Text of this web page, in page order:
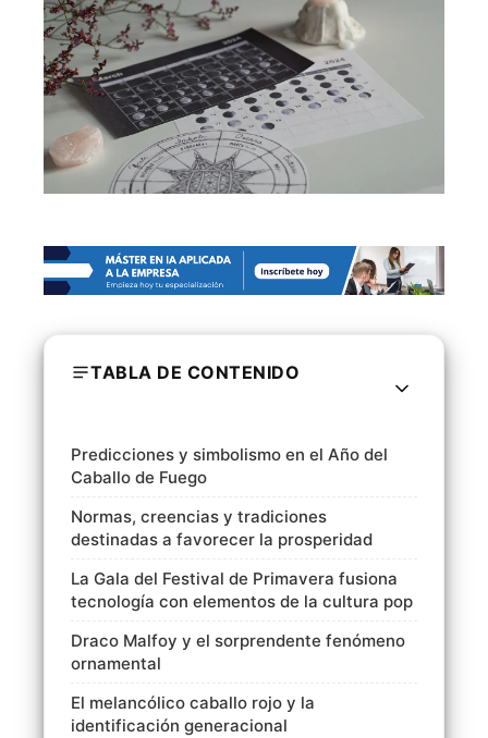
TABLA DE CONTENIDO
Predicciones y simbolismo en el Año del
Caballo de Fuego
Normas, creencias y tradiciones
destinadas a favorecer la prosperidad
La Gala del Festival de Primavera fusiona
tecnología con elementos de la cultura pop
Draco Malfoy y el sorprendente fenómeno
ornamental
El melancólico caballo rojo y la
identificación generacional